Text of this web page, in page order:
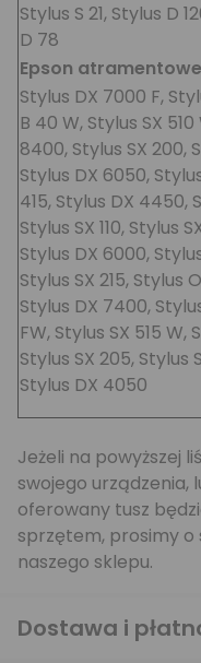
Stylus S 21, Stylus D
D 78
Epson
Stylus DX 7000 F,
B 40 W, Stylus SX
8400, Stylus SX 200,
Stylus DX 6050,
415, Stylus DX 4450,
Stylus SX 110, Stylus
Stylus DX 6000,
Stylus SX 215, Stylus
Stylus DX 7400,
FW, Stylus SX 515
Stylus SX 205, Stylus
Stylus DX 4050
Jeżeli na powyższej
swojego urządzenia,
oferowany tusz
sprzętem, prosimy o
naszego sklepu.
Dostawa i